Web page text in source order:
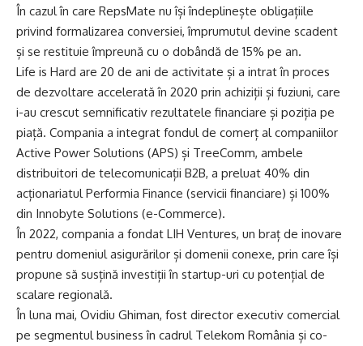
În cazul în care RepsMate nu își îndeplinește obligațiile
privind formalizarea conversiei, împrumutul devine scadent
și se restituie împreună cu o dobândă de 15% pe an.
Life is Hard are 20 de ani de activitate și a intrat în proces
de dezvoltare accelerată în 2020 prin achiziții și fuziuni, care
i-au crescut semnificativ rezultatele financiare și poziția pe
piață. Compania a integrat fondul de comerț al companiilor
Active Power Solutions (APS) și TreeComm, ambele
distribuitori de telecomunicații B2B, a preluat 40% din
acționariatul Performia Finance (servicii financiare) și 100%
din Innobyte Solutions (e-Commerce).
În 2022, compania a fondat LIH Ventures, un braț de inovare
pentru domeniul asigurărilor și domenii conexe, prin care își
propune să susțină investiții în startup-uri cu potențial de
scalare regională.
În luna mai, Ovidiu Ghiman, fost director executiv comercial
pe segmentul business în cadrul Telekom România și co-